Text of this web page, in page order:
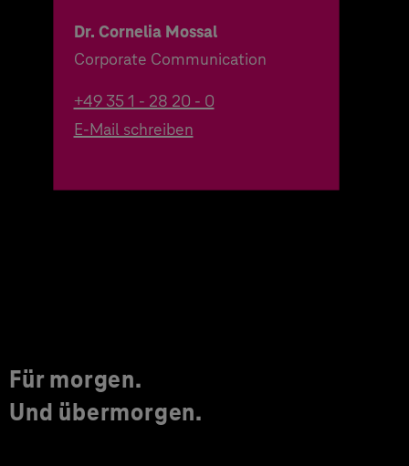
Dr. Cornelia Mossal
Corporate Communication
+49 35 1 - 28 20 - 0
E-Mail schreiben
Für morgen.
Und übermorgen.